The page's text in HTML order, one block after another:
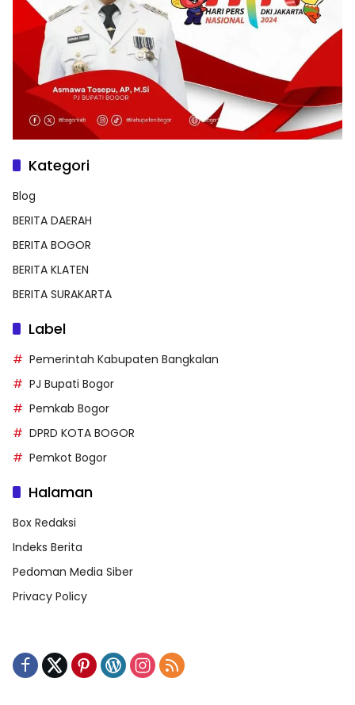
Kategori
Blog
BERITA DAERAH
BERITA BOGOR
BERITA KLATEN
BERITA SURAKARTA
Label
Pemerintah Kabupaten Bangkalan
PJ Bupati Bogor
Pemkab Bogor
DPRD KOTA BOGOR
Pemkot Bogor
Halaman
Box Redaksi
Indeks Berita
Pedoman Media Siber
Privacy Policy